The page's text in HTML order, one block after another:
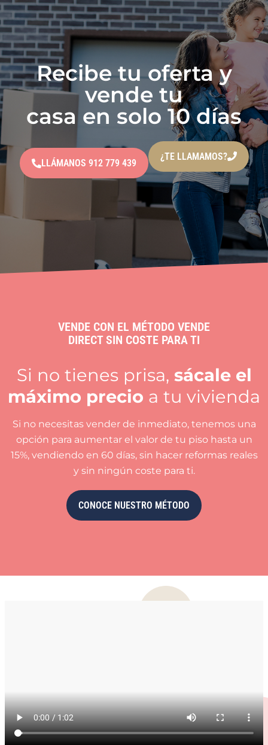
Recibe tu oferta y
vende tu
casa en solo 10 días
LLÁMANOS 912 779 439
¿TE LLAMAMOS?
VENDE CON EL MÉTODO VENDE
DIRECT SIN COSTE PARA TI
Si no tienes prisa, sácale el
máximo precio a tu vivienda
Si no necesitas vender de inmediato, tenemos una
opción para aumentar el valor de tu piso hasta un
15%, vendiendo en 60 días, sin hacer reformas reales
y sin ningún coste para ti.
CONOCE NUESTRO MÉTODO